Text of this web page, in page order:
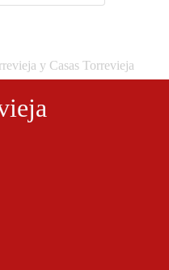
y Casas Torrevieja